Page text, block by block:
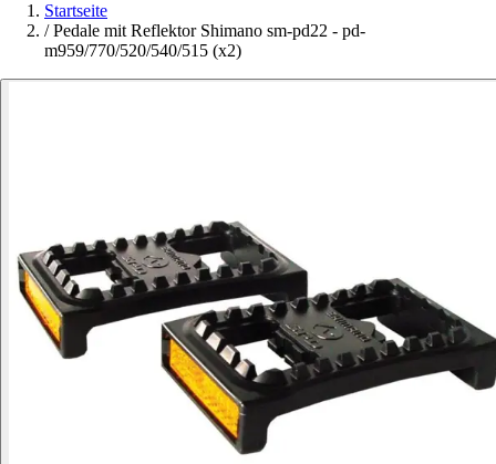
Startseite
/ Pedale mit Reflektor Shimano sm-pd22 - pd-
m959/770/520/540/515 (x2)